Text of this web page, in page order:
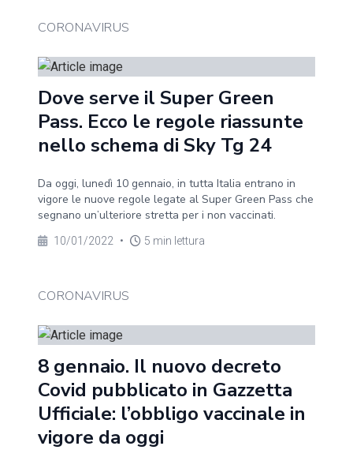
CORONAVIRUS
Dove serve il Super Green
Pass. Ecco le regole riassunte
nello schema di Sky Tg 24
Da oggi, lunedì 10 gennaio, in tutta Italia entrano in
vigore le nuove regole legate al Super Green Pass che
segnano un’ulteriore stretta per i non vaccinati.
10/01/2022 • 5 min lettura
CORONAVIRUS
8 gennaio. Il nuovo decreto
Covid pubblicato in Gazzetta
Ufficiale: l’obbligo vaccinale in
vigore da oggi